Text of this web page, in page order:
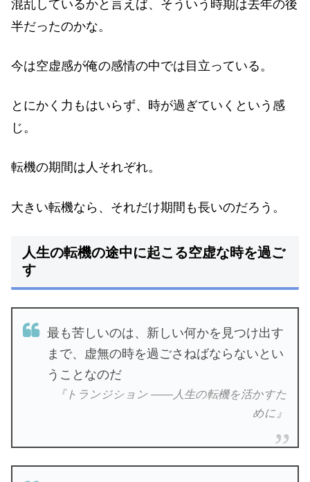
混乱しているかと言えば、そういう時期は去年の後
半だったのかな。
今は空虚感が俺の感情の中では目立っている。
とにかく力もはいらず、時が過ぎていくという感
じ。
転機の期間は人それぞれ。
大きい転機なら、それだけ期間も長いのだろう。
人生の転機の途中に起こる空虚な時を過ご
す
最も苦しいのは、新しい何かを見つけ出す
まで、虚無の時を過ごさねばならないとい
うことなのだ
『トランジション ――人生の転機を活かすた
めに』